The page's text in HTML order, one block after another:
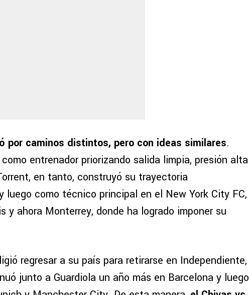
por caminos distintos, pero con ideas similares.
entrenador priorizando salida limpia, presión alta
en tanto, construyó su trayectoria
luego como técnico principal en el New York City FC,
y ahora Monterrey, donde ha logrado imponer su
regresar a su país para retirarse en Independiente,
junto a Guardiola un año más en Barcelona y luego